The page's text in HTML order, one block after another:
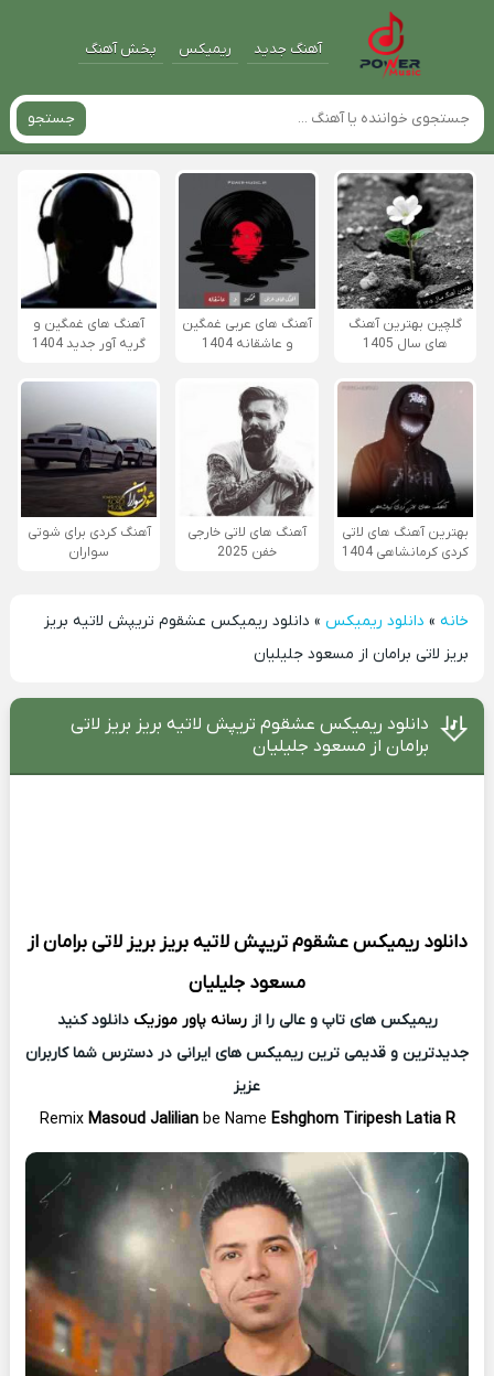
آهنگ جدید ریمیکس پخش آهنگ
جستجو
گلچین بهترین آهنگ
های سال 1405
آهنگ های عربی غمگین
و عاشقانه 1404
آهنگ های غمگین و
گریه آور جدید 1404
بهترین آهنگ های لاتی
کردی کرمانشاهی 1404
آهنگ های لاتی خارجی
خفن 2025
آهنگ کردی برای شوتی
سواران
خانه» دانلود ریمیکس» دانلود ریمیکس عشقوم تریپش لاتیه بریز
بریز لاتی برامان از مسعود جلیلیان
دانلود ریمیکس عشقوم تریپش لاتیه بریز بریز لاتی
برامان از مسعود جلیلیان
دانلود ریمیکس عشقوم تریپش لاتیه بریز بریز لاتی برامان از
مسعود جلیلیان
ریمیکس های تاپ و عالی را از رسانه پاور موزیک دانلود کنید
جدیدترین و قدیمی ترین ریمیکس های ایرانی در دسترس شما کاربران
عزیز
Remix Masoud Jalilian be Name Eshghom Tiripesh Latia R